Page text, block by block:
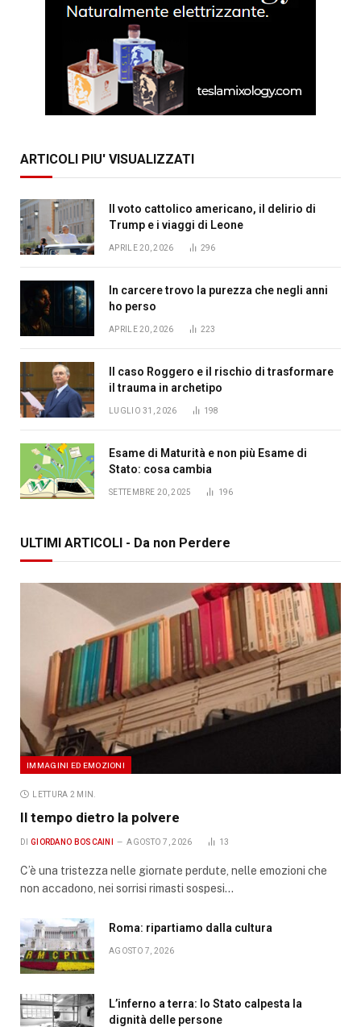
ARTICOLI PIU' VISUALIZZATI
Il voto cattolico americano, il delirio di
Trump e i viaggi di Leone
APRILE 20, 2026 296
In carcere trovo la purezza che negli anni
ho perso
APRILE 20, 2026 223
Il caso Roggero e il rischio di trasformare
il trauma in archetipo
LUGLIO 31, 2026 198
Esame di Maturità e non più Esame di
Stato: cosa cambia
SETTEMBRE 20, 2025 196
ULTIMI ARTICOLI - Da non Perdere
IMMAGINI ED EMOZIONI
LETTURA 2 MIN.
Il tempo dietro la polvere
DI GIORDANO BOSCAINI AGOSTO 7, 2026 13
C’è una tristezza nelle giornate perdute, nelle emozioni che
non accadono, nei sorrisi rimasti sospesi…
Roma: ripartiamo dalla cultura
AGOSTO 7, 2026
L’inferno a terra: lo Stato calpesta la
dignità delle persone